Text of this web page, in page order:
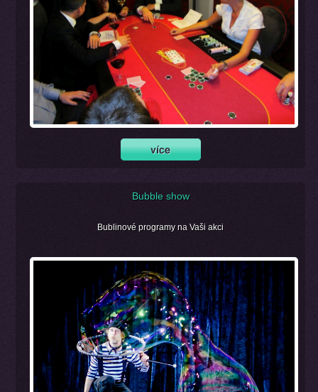
Bubble show
Bublinové programy na Vaši akci